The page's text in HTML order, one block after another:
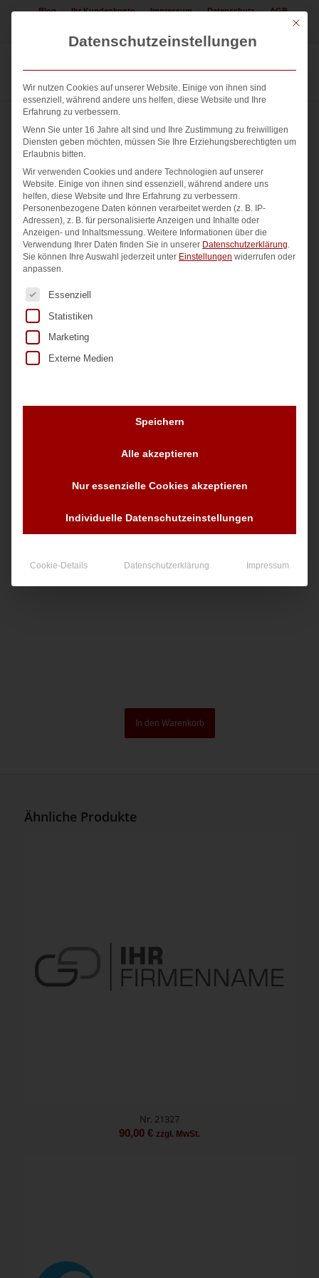
Blog Ihr Kundenkonto Impressum Datenschutz AGB
Nr. 21444
zzgl. MwSt.
In den Warenkorb
Ähnliche Produkte
Nr. 21327
90,00 € zzgl. MwSt.
Mit
Datenschutzeinstellungen
Wir nutzen Cookies auf unserer Website. Einige von ihnen sind
essenziell, während andere uns helfen, diese Website und Ihre
Erfahrung zu verbessern.
Wenn Sie unter 16 Jahre alt sind und Ihre Zustimmung zu freiwilligen
Diensten geben möchten, müssen Sie Ihre Erziehungsberechtigten um
Erlaubnis bitten.
Wir verwenden Cookies und andere Technologien auf unserer
Website. Einige von ihnen sind essenziell, während andere uns
helfen, diese Website und Ihre Erfahrung zu verbessern.
Personenbezogene Daten können verarbeitet werden (z. B. IP-
Adressen), z. B. für personalisierte Anzeigen und Inhalte oder
Anzeigen- und Inhaltsmessung. Weitere Informationen über die
Verwendung Ihrer Daten finden Sie in unserer Datenschutzerklärung.
Sie können Ihre Auswahl jederzeit unter Einstellungen widerrufen oder
anpassen.
Es folgt eine Liste der Service-Gruppen, für die eine
Essenziell
Statistiken
Marketing
Externe Medien
Speichern
Alle akzeptieren
Nur essenzielle Cookies akzeptieren
Individuelle Datenschutzeinstellungen
Cookie-Details Datenschutzerklärung Impressum